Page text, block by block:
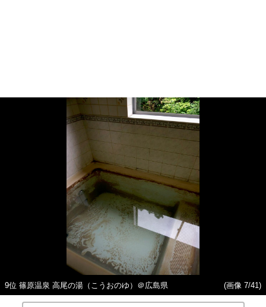
9位 篠原温泉 高尾の湯（こうおのゆ）＠広島県 (画像 7/41)